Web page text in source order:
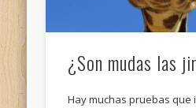
¿Son mudas las
Hay muchas pruebas que